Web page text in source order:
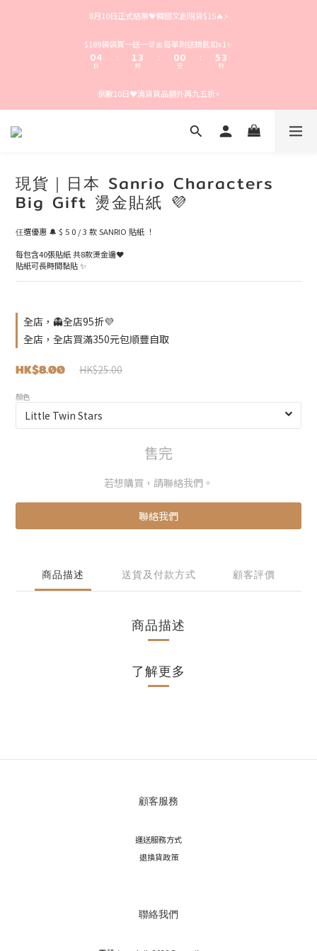
8月10日正式結業💝韓國文創現貨$15🔥⚡️
$189袋袋買一送一🐰🎀每單附送鎖匙扣x1✨
3
1
0
7
5
4
3
1
0
日
:
4
2
1
0
6
4
3
2
0
時
:
3
1
0
3
1
0
分
:
8
6
5
4
2
1
6
4
3
2
秒
倒數10日❤️清貨貨品額外再九五折⚡️
現貨｜日本 Sanrio Characters
Big Gift 燙金貼紙 💜
仼選優惠 🔔 $ 5 0 / 3 款 SANRIO 貼紙 ！
每包含40張貼紙 共8款燙金邊❤️
貼紙可長時間黏貼 ✨
全店，👻全店95折💜
全店，全店買滿350元包順豐自取
HK$8.00 HK$25.00
顏色
售完
若想購買，請聯絡我們。
聯絡我們
商品描述 送貨及付款方式 顧客評價
商品描述
了解更多
顧客服務
運送服務方式
退換貨政策
聯絡我們